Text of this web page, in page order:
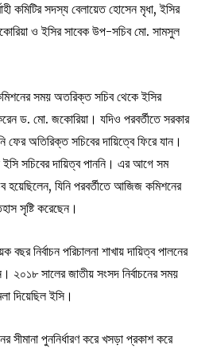
কমিটির সদস্য বেলায়েত হোসেন মৃধা, ইসির
ও ইসির সাবেক উপ-সচিব মো. সামসুল
সময় অতরিক্ত সচিব থেকে ইসির
ড. মো. জকোরিয়া। যদিও পরবর্তীতে সরকার
ফের অতিরিক্ত সচিবের দায়িত্বে ফিরে যান।
সচিবের দায়িত্ব পাননি। এর আগে সম
হয়েছিলেন, যিনি পরবর্তীতে আজিজ কমিশনের
সৃষ্টি করেছেন।
নির্বাচন পরিচালনা শাখায় দায়িত্ব পালনের
২০১৮ সালের জাতীয় সংসদ নির্বাচনের সময়
দিয়েছিল ইসি।
পুননির্ধারণ করে খসড়া প্রকাশ করে